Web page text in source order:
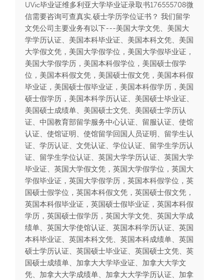
UVic毕业证维多利亚大学毕业证录取书176555708微
信需要咨询可查真实,硕士学历学位证书？ 我们留学
文凭公司主要业务有以下---美国大学文凭、美国大
学学历认证、美国本科毕业证、美国本科文凭、美国
大学假文凭，美国大学假学位，美国大学假毕业证，
美国大学假学历，美国本科假学位，美国硕士假学
位，美国本科假文凭，美国硕士假文凭，美国本科假
毕业证，美国硕士假毕业证，美国本科假学历，美国
硕士假学历，美国本科学历认证、美国硕士毕业证、
美国硕士成绩单、美国硕士文凭、美国硕士学历认
证、中国教育部留学服务中心认证、留服认证、使馆
认证、使馆证明、使馆留学回国人员证明、留学生认
证、学历认证、文凭认证、学位认证、留学生学历认
证、留学生学位认证、英国大学学历认证、英国大学
毕业证、英国大学假文凭，英国大学假学位，英国大
学假毕业证，英国大学假学历，英国本科假学位，英
国硕士假学位，英国本科假文凭，英国硕士假文凭，
英国本科假毕业证，英国硕士假毕业证，英国本科假
学历，英国硕士假学历，英国大学文凭、英国大学成
绩单、英国大学使馆认证、英国本科学历认证、英国
本科毕业证、英国本科文凭、英国本科成绩单、英国
硕士学历认证、英国硕士毕业证、英国硕士文凭、英
国硕士成绩单、加拿大大学毕业证、加拿大大学文
凭、加拿大大学成绩单、加拿大大学学历认证、加拿